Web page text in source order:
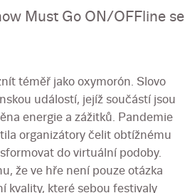
Must Go ON/OFFline se
téměř jako oxymorón. Slovo
událostí, jejíž součástí jsou
energie a zážitků. Pandemie
organizátory čelit obtížnému
do virtuální podoby.
že ve hře není pouze otázka
kvality, které sebou festivaly